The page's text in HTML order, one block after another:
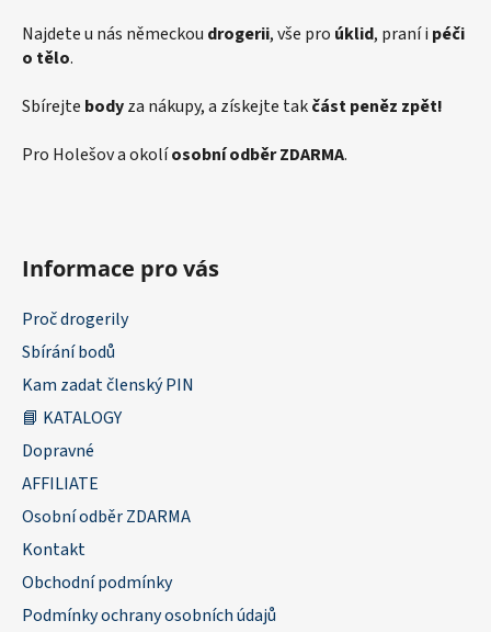
Najdete u nás německou drogerii, vše pro úklid, praní i péči
o tělo.
Sbírejte bodyza nákupy, a získejte takčást peněz zpět!
Pro Holešov a okolíosobní odběr ZDARMA.
Informace pro vás
Proč drogerily
Sbírání bodů
Kam zadat členský PIN
📘 KATALOGY
Dopravné
AFFILIATE
Osobní odběr ZDARMA
Kontakt
Obchodní podmínky
Podmínky ochrany osobních údajů